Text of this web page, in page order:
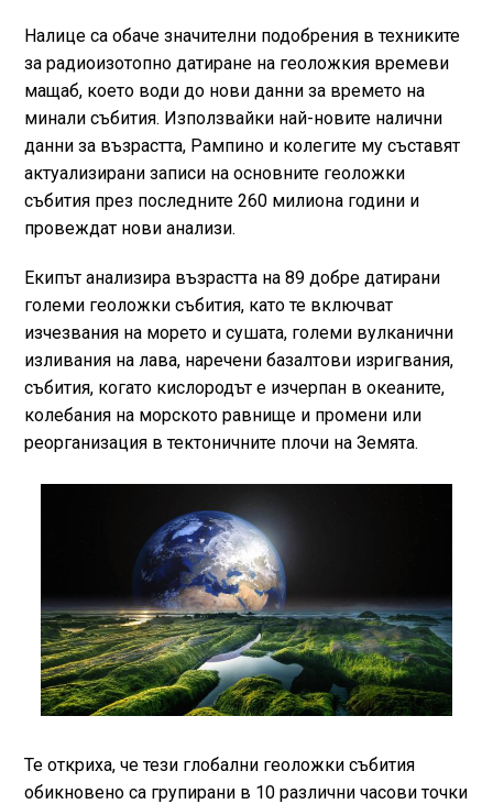
Налице са обаче значителни подобрения в техниките
за радиоизотопно датиране на геоложкия времеви
мащаб, което води до нови данни за времето на
минали събития. Използвайки най-новите налични
данни за възрастта, Рампино и колегите му съставят
актуализирани записи на основните геоложки
събития през последните 260 милиона години и
провеждат нови анализи.
Екипът анализира възрастта на 89 добре датирани
големи геоложки събития, като те включват
изчезвания на морето и сушата, големи вулканични
изливания на лава, наречени базалтови изригвания,
събития, когато кислородът е изчерпан в океаните,
колебания на морското равнище и промени или
реорганизация в тектоничните плочи на Земята.
Те откриха, че тези глобални геоложки събития
обикновено са групирани в 10 различни часови точки